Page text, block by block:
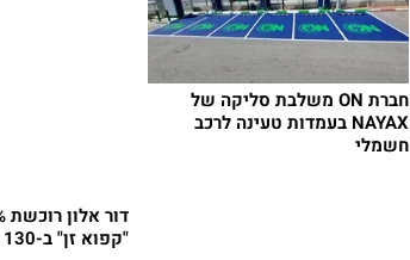
חברת ON משלבת סליקה של
NAYAX בעמדות טעינה לרכב
חשמלי
"קפוא זן" ב-130 מיליון שקל